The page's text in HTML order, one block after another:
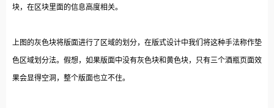
块，在区块里面的信息高度相关。
上图的灰色块将版面进行了区域的划分，在版式设计中我们将这种手法称作垫
色区域划分法。假想，如果版面中没有灰色块和黄色块，只有三个酒瓶页面效
果会显得空洞，整个版面也立不住。